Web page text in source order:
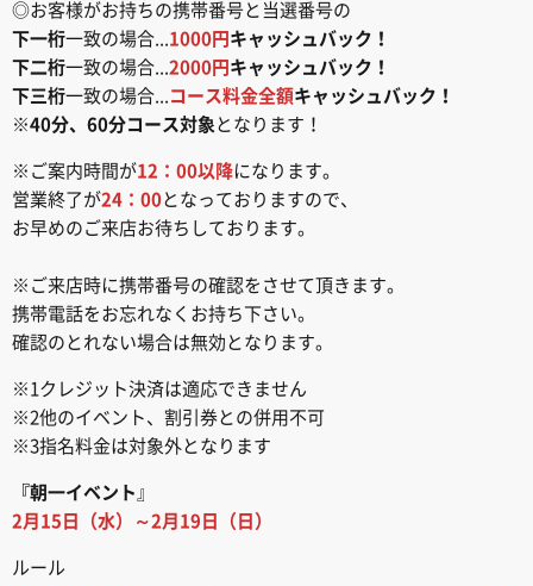
◎お客様がお持ちの携帯番号と当選番号の
下一桁一致の場合...1000円 キャッシュバック！
下二桁一致の場合...2000円 キャッシュバック！
下三桁一致の場合... コース料金全額キャッシュバック！
※40分、60分コース対象 となります！
※ご案内時間が12：00以降になります。
営業終了が24：00となっておりますので、
お早めのご来店お待ちしております。
※ご来店時に携帯番号の確認をさせて頂きます。
携帯電話をお忘れなくお持ち下さい。
確認のとれない場合は無効となります。
※1クレジット決済は適応できません
※2他のイベント、割引券との併用不可
※3指名料金は対象外となります
『朝一イベント 』
2月15日（水）～2月19日（日）
ルール